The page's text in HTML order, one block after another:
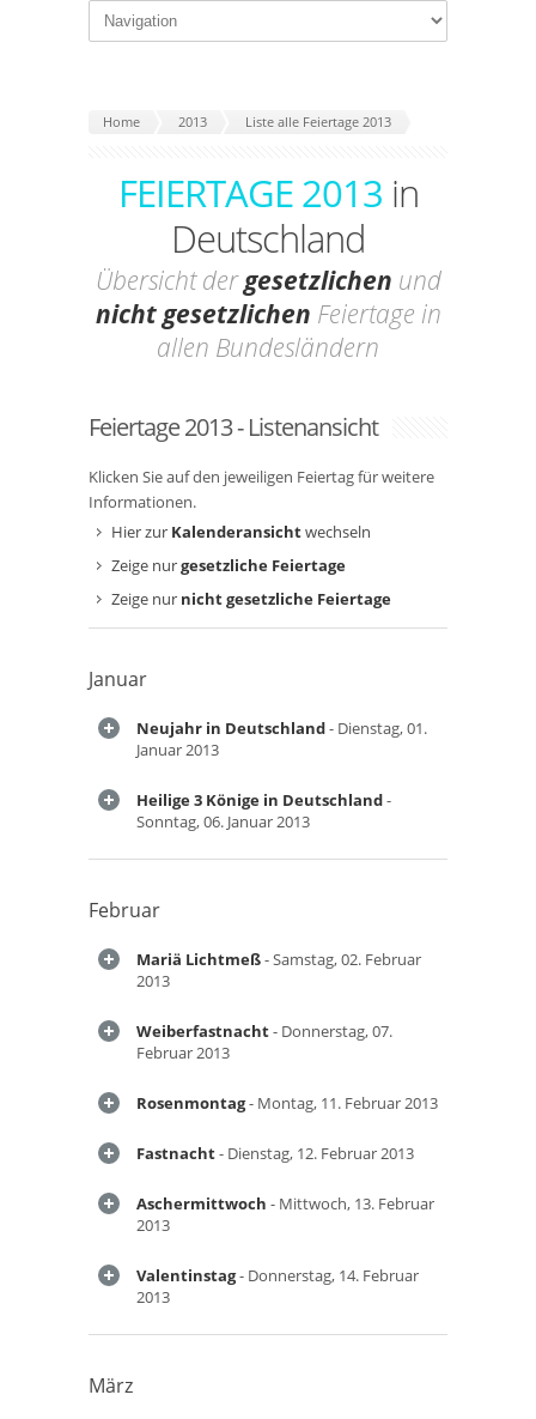
Home 2013 Liste alle Feiertage 2013
FEIERTAGE 2013 in
Deutschland
Übersicht dergesetzlichen und
nicht gesetzlichen Feiertage in
allen Bundesländern
Feiertage 2013 - Listenansicht
Klicken Sie auf den jeweiligen Feiertag für weitere
Informationen.
Hier zur Kalenderansichtwechseln
Zeige nurgesetzliche Feiertage
Zeige nur nicht gesetzliche Feiertage
Januar
Neujahr in Deutschland- Dienstag, 01.
Januar 2013
Heilige 3 Könige in Deutschland-
Sonntag, 06. Januar 2013
Februar
Mariä Lichtmeß- Samstag, 02. Februar
2013
Weiberfastnacht- Donnerstag, 07.
Februar 2013
Rosenmontag- Montag, 11. Februar 2013
Fastnacht- Dienstag, 12. Februar 2013
Aschermittwoch - Mittwoch, 13. Februar
2013
Valentinstag- Donnerstag, 14. Februar
2013
März